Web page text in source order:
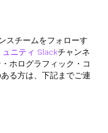
スチームをフォローす
ニティ Slackチャンネ
ホログラフィック・コ
る方は、下記までご連